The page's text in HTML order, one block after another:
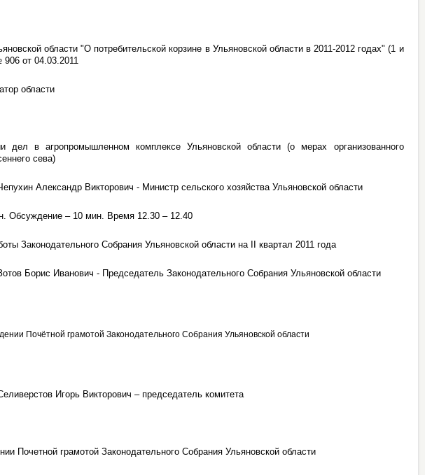
области "О потребительской корзине в Ульяновской области в 2011-2012 годах" (1 и
от 04.03.2011
области
дел в агропромышленном комплексе Ульяновской области (о мерах организованного
сева)
Александр Викторович - Министр сельского хозяйства Ульяновской области
Обсуждение – 10 мин. Время 12.30 – 12.40
Законодательного Собрания Ульяновской области на II квартал 2011 года
Борис Иванович - Председатель Законодательного Собрания Ульяновской области
Почётной грамотой Законодательного Собрания Ульяновской области
Игорь Викторович – председатель комитета
Почетной грамотой Законодательного Собрания Ульяновской области